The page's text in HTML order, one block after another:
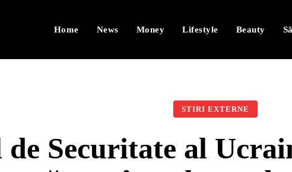
Home News Money Lifestyle Beauty
STIRI EXTERNE
Securitate al